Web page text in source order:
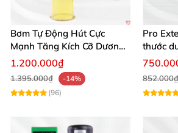
Bơm Tự Động Hút Cực
Mạnh Tăng Kích Cỡ Dương
Vật Hiệu Quả
1.200.000₫
1.395.000₫
-14%
(96)
Pro
thước
hiệu
852.000₫